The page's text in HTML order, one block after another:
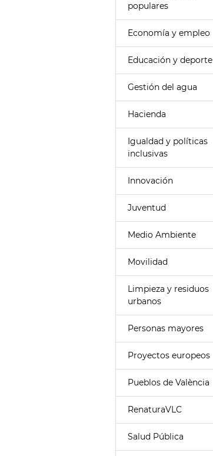
populares
Economía y empleo
Educación y deporte
Gestión del agua
Hacienda
Igualdad y políticas
inclusivas
Innovación
Juventud
Medio Ambiente
Movilidad
Limpieza y residuos
urbanos
Personas mayores
Proyectos europeos
Pueblos de València
RenaturaVLC
Salud Pública